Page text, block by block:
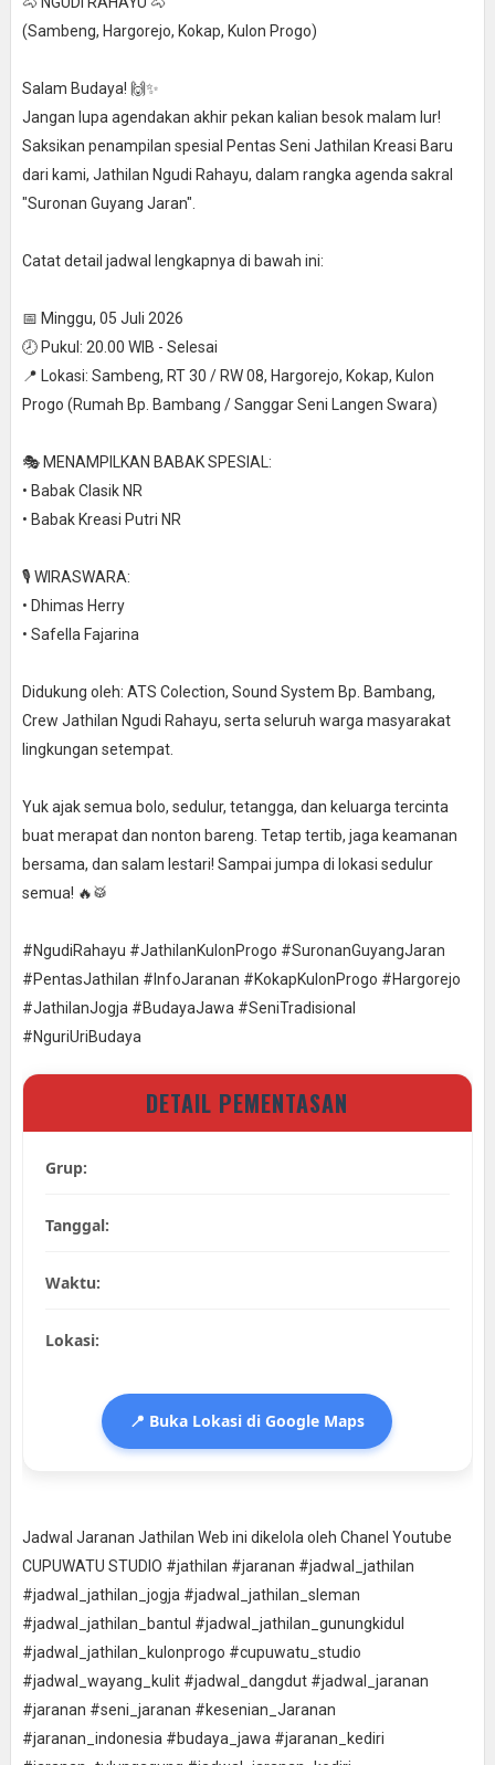
(Sambeng, Hargorejo, Kokap, Kulon Progo)
Salam Budaya! 🙌✨
Jangan lupa agendakan akhir pekan kalian besok malam lur!
Saksikan penampilan spesial Pentas Seni Jathilan Kreasi Baru
dari kami, Jathilan Ngudi Rahayu, dalam rangka agenda sakral
"Suronan Guyang Jaran".
Catat detail jadwal lengkapnya di bawah ini:
📅 Minggu, 05 Juli 2026
🕗 Pukul: 20.00 WIB - Selesai
📍 Lokasi: Sambeng, RT 30 / RW 08, Hargorejo, Kokap, Kulon
Progo (Rumah Bp. Bambang / Sanggar Seni Langen Swara)
🎭 MENAMPILKAN BABAK SPESIAL:
• Babak Clasik NR
• Babak Kreasi Putri NR
🎙️ WIRASWARA:
• Dhimas Herry
• Safella Fajarina
Didukung oleh: ATS Colection, Sound System Bp. Bambang,
Crew Jathilan Ngudi Rahayu, serta seluruh warga masyarakat
lingkungan setempat.
Yuk ajak semua bolo, sedulur, tetangga, dan keluarga tercinta
buat merapat dan nonton bareng. Tetap tertib, jaga keamanan
bersama, dan salam lestari! Sampai jumpa di lokasi sedulur
semua! 🔥🥁
#NgudiRahayu #JathilanKulonProgo #SuronanGuyangJaran
#PentasJathilan #InfoJaranan #KokapKulonProgo #Hargorejo
#JathilanJogja #BudayaJawa #SeniTradisional
#NguriUriBudaya
DETAIL PEMENTASAN
Grup:
Tanggal:
Waktu:
Lokasi:
📍 Buka Lokasi di Google Maps
Jadwal Jaranan Jathilan Web ini dikelola oleh Chanel Youtube
CUPUWATU STUDIO #jathilan #jaranan #jadwal_jathilan
#jadwal_jathilan_jogja #jadwal_jathilan_sleman
#jadwal_jathilan_bantul #jadwal_jathilan_gunungkidul
#jadwal_jathilan_kulonprogo #cupuwatu_studio
#jadwal_wayang_kulit #jadwal_dangdut #jadwal_jaranan
#jaranan #seni_jaranan #kesenian_Jaranan
#jaranan_indonesia #budaya_jawa #jaranan_kediri